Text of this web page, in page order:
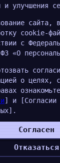
каких
лицам,
и улучшения
сайта,
cookie-
с
«О
о целях,
] и [Согласии
Согласен
Отказаться